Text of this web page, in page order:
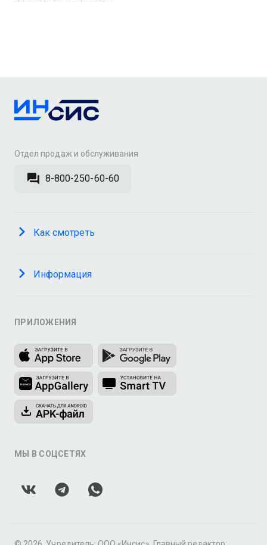
Отдел продаж и обслуживания
8-800-250-60-60
Как смотреть
Информация
ПРИЛОЖЕНИЯ
МЫ В СОЦСЕТЯХ